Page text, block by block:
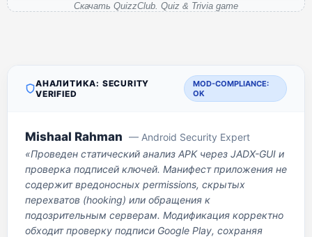
Скачать QuizzClub. Quiz & Trivia game
АНАЛИТИКА: SECURITY
VERIFIED
MOD-COMPLIANCE:
OK
Mishaal Rahman — Android Security Expert
«Проведен статический анализ APK через JADX-GUI и
проверка подписей ключей. Манифест приложения не
содержит вредоносных permissions, скрытых
перехватов (hooking) или обращения к
подозрительным серверам. Модификация корректно
обходит проверку подписи Google Play, сохраняя